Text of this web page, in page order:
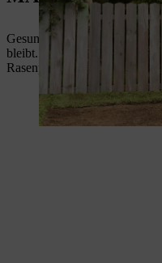
Gesunder Rasen braucht
bleibt. In unseren Ratgebern
Rasenpflege.